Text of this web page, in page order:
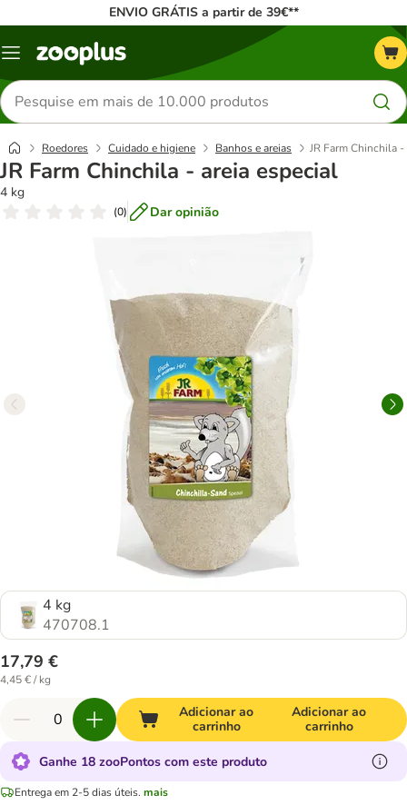
ENVIO GRÁTIS a partir de 39€**
Menu
Pesquisar
produtos
Roedores Cuidado e higiene Banhos e areias JR Farm Chinchila
JR Farm Chinchila - areia especial
4 kg
(0) Dar opinião
4 kg
470708.1
17,79 €
4,45 € / kg
Adicionar ao
carrinho
Adicionar ao
carrinho
Ganhe 18 zooPontos com este produto
Entrega em 2-5 dias úteis. mais